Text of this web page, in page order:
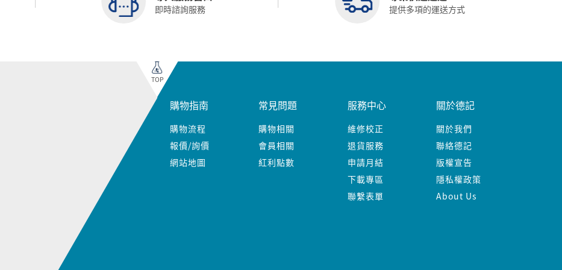
即時諮詢服務 提供多項的運送方式
TOP
購物指南
購物流程
報價/詢價
網站地圖
常見問題
購物相關
會員相關
紅利點數
服務中心
維修校正
退貨服務
申請月結
下載專區
聯繫表單
關於德記
關於我們
聯絡德記
版權宣告
隱私權政策
About Us